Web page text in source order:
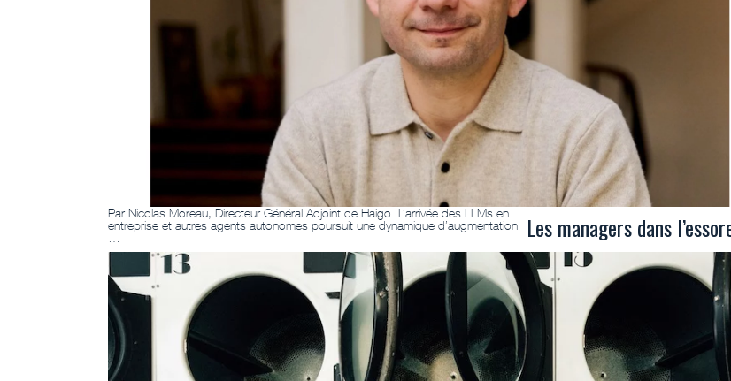
Par Nicolas Moreau, Directeur Général Adjoint de Haigo. L’arrivée des LLMs en
entreprise et autres agents autonomes poursuit une dynamique d’augmentation
Les managers dans